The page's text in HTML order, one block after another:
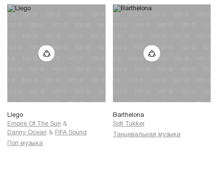
Llego
Empire Of The Sun &
Danny Ocean & FIFA Sound
Поп музыка
Barthelona
Sofi Tukker
Танцевальная музыка